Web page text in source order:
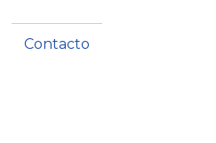
Contacto